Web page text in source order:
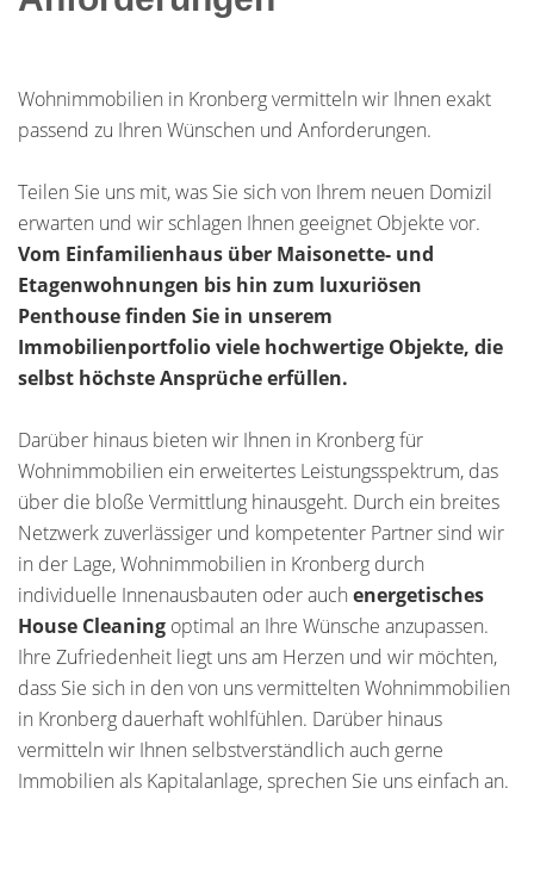
Wohnimmobilien in Kronberg vermitteln wir Ihnen exakt
passend zu Ihren Wünschen und Anforderungen.
Teilen Sie uns mit, was Sie sich von Ihrem neuen Domizil
erwarten und wir schlagen Ihnen geeignet Objekte vor.
Vom Einfamilienhaus über Maisonette- und
Etagenwohnungen bis hin zum luxuriösen
Penthouse finden Sie in unserem
Immobilienportfolio viele hochwertige Objekte, die
selbst höchste Ansprüche erfüllen.
Darüber hinaus bieten wir Ihnen in Kronberg für
Wohnimmobilien ein erweitertes Leistungsspektrum, das
über die bloße Vermittlung hinausgeht. Durch ein breites
Netzwerk zuverlässiger und kompetenter Partner sind wir
in der Lage, Wohnimmobilien in Kronberg durch
individuelle Innenausbauten oder auch energetisches
House Cleaning optimal an Ihre Wünsche anzupassen.
Ihre Zufriedenheit liegt uns am Herzen und wir möchten,
dass Sie sich in den von uns vermittelten Wohnimmobilien
in Kronberg dauerhaft wohlfühlen. Darüber hinaus
vermitteln wir Ihnen selbstverständlich auch gerne
Immobilien als Kapitalanlage, sprechen Sie uns einfach an.